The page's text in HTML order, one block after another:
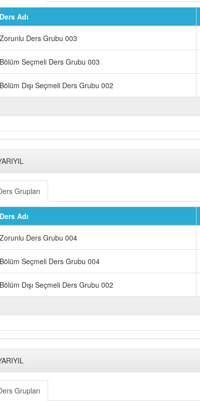
Adı
Ders Grubu 003
Seçmeli Ders Grubu 003
Dışı Seçmeli Ders Grubu 002
Grupları
Adı
Ders Grubu 004
Seçmeli Ders Grubu 004
Dışı Seçmeli Ders Grubu 002
Grupları